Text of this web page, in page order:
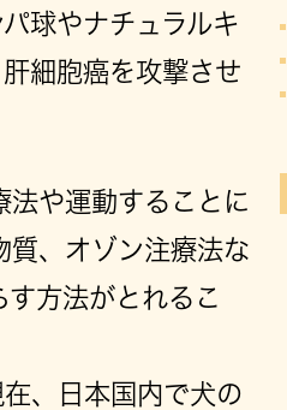
球やナチュラルキ
細胞癌を攻撃させ
法や運動することに
質、オゾン注療法な
す方法がとれるこ
、日本国内で犬の